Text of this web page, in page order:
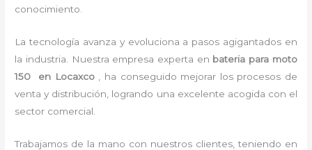
conocimiento.
La tecnología avanza y evoluciona a pasos agigantados en
la industria. Nuestra empresa experta en bateria para moto
150 en Locaxco
, ha conseguido mejorar los procesos de
venta y distribución, logrando una excelente acogida con el
sector comercial.
Trabajamos de la mano con nuestros clientes, teniendo en